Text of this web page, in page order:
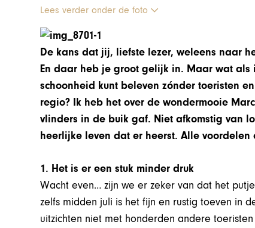
Lees verder onder de foto
De kans dat jij, liefste lezer, weleens naar
En daar heb je groot gelijk in. Maar wat
schoonheid kunt beleven zónder toeristen
regio? Ik heb het over de wondermooie
vlinders in de buik gaf. Niet afkomstig van
heerlijke leven dat er heerst. Alle voordelen
1. Het is er een stuk minder druk
Wacht even… zijn we er zeker van dat het
zelfs midden juli is het fijn en rustig toeven in
uitzichten niet met honderden andere